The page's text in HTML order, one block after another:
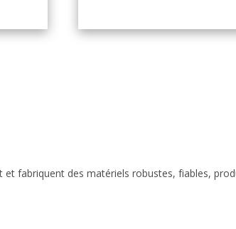
fabriquent des matériels robustes, fiables,